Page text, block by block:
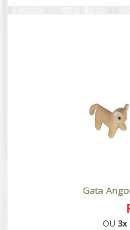
Gata
OU 3x